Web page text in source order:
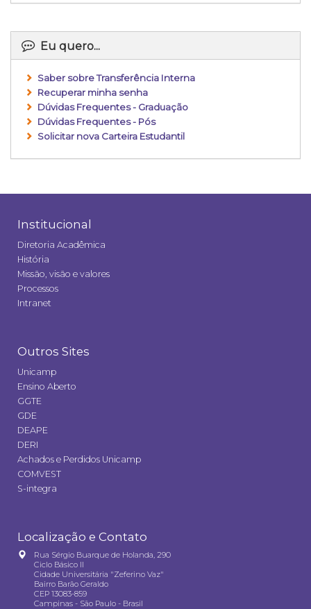
Eu quero...
Saber sobre Transferência Interna
Recuperar minha senha
Dúvidas Frequentes - Graduação
Dúvidas Frequentes - Pós
Solicitar nova Carteira Estudantil
Institucional
Diretoria Acadêmica
História
Missão, visão e valores
Processos
Intranet
Outros Sites
Unicamp
Ensino Aberto
GGTE
GDE
DEAPE
DERI
Achados e Perdidos Unicamp
COMVEST
S-integra
Localização e Contato
Rua Sérgio Buarque de Holanda, 290
Ciclo Básico II
Cidade Universitária "Zeferino Vaz"
Bairro Barão Geraldo
CEP 13083-859
Campinas - São Paulo - Brasil